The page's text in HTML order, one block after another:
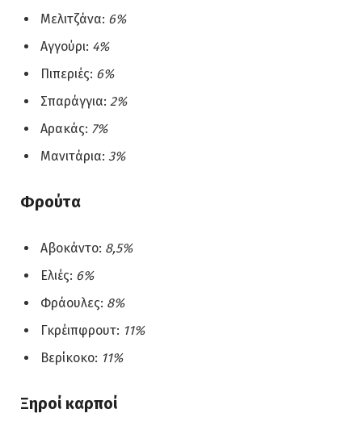
Μελιτζάνα: 6%
Αγγούρι: 4%
Πιπεριές: 6%
Σπαράγγια: 2%
Αρακάς: 7%
Μανιτάρια: 3%
Φρούτα
Αβοκάντο: 8,5%
Ελιές: 6%
Φράουλες: 8%
Γκρέιπφρουτ: 11%
Βερίκοκο: 11%
Ξηροί καρποί